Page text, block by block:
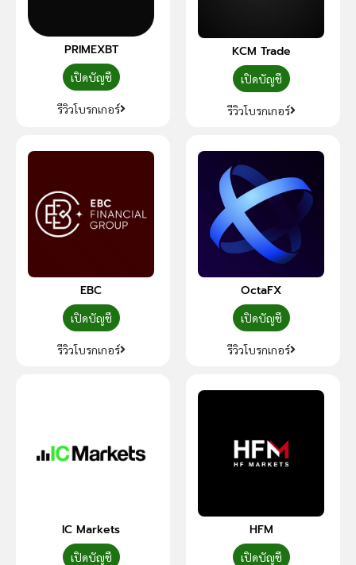
PRIMEXBT
เปิดบัญชี
รีวิวโบรกเกอร์
KCM Trade
เปิดบัญชี
รีวิวโบรกเกอร์
EBC
เปิดบัญชี
รีวิวโบรกเกอร์
OctaFX
เปิดบัญชี
รีวิวโบรกเกอร์
IC Markets
เปิดบัญชี
HFM
เปิดบัญชี